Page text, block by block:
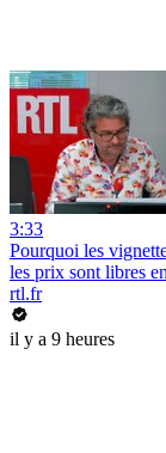
3:33
Pourquoi les
les prix sont libres
rtl.fr
il y a 9 heures